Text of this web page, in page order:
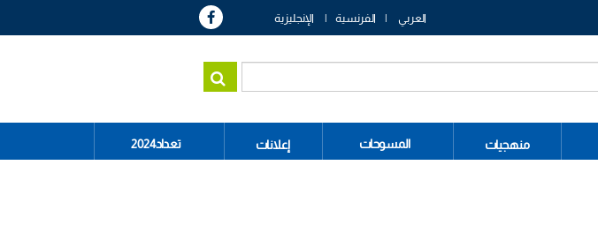
العربي الفرنسية الإنجليزية
منهجيات المسوحات إعلانات تعداد2024